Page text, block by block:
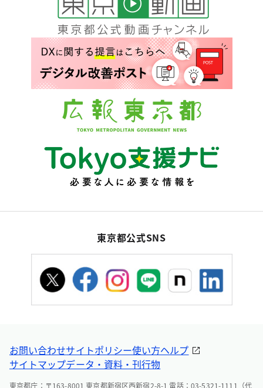
東京都公式SNS
お問い合わせサイトポリシー使い方ヘルプ
サイトマップデータ・資料・刊行物
東京都庁：〒163-8001 東京都新宿区西新宿2-8-1 電話：03-5321-1111（代